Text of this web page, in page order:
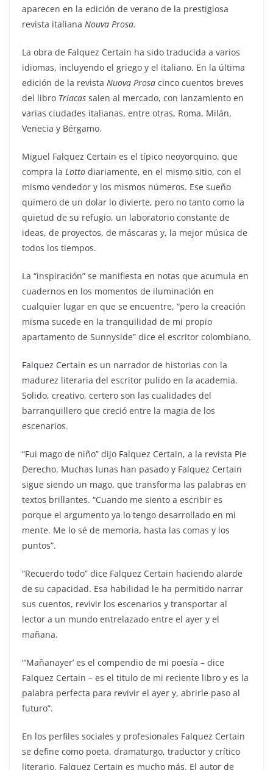
aparecen en la edición de verano de la prestigiosa
revista italiana Nouva Prosa.
La obra de Falquez Certain ha sido traducida a varios
idiomas, incluyendo el griego y el italiano. En la última
edición de la revista Nuova Prosa cinco cuentos breves
del libro Triacas salen al mercado, con lanzamiento en
varias ciudades italianas, entre otras, Roma, Milán,
Venecia y Bérgamo.
Miguel Falquez Certain es el típico neoyorquino, que
compra la Lotto diariamente, en el mismo sitio, con el
mismo vendedor y los mismos números. Ese sueño
quimero de un dolar lo divierte, pero no tanto como la
quietud de su refugio, un laboratorio constante de
ideas, de proyectos, de máscaras y, la mejor música de
todos los tiempos.
La “inspiración” se manifiesta en notas que acumula en
cuadernos en los momentos de iluminación en
cualquier lugar en que se encuentre, “pero la creación
misma sucede en la tranquilidad de mi propio
apartamento de Sunnyside” dice el escritor colombiano.
Falquez Certain es un narrador de historias con la
madurez literaria del escritor pulido en la academia.
Solido, creativo, certero son las cualidades del
barranquillero que creció entre la magia de los
escenarios.
“Fui mago de niño” dijo Falquez Certain, a la revista Pie
Derecho. Muchas lunas han pasado y Falquez Certain
sigue siendo un mago, que transforma las palabras en
textos brillantes. “Cuando me siento a escribir es
porque el argumento ya lo tengo desarrollado en mi
mente. Me lo sé de memoria, hasta las comas y los
puntos”.
“Recuerdo todo” dice Falquez Certain haciendo alarde
de su capacidad. Esa habilidad le ha permitido narrar
sus cuentos, revivir los escenarios y transportar al
lector a un mundo entrelazado entre el ayer y el
mañana.
“‘Mañanayer’ es el compendio de mi poesía – dice
Falquez Certain – es el titulo de mi reciente libro y es la
palabra perfecta para revivir el ayer y, abrirle paso al
futuro”.
En los perfiles sociales y profesionales Falquez Certain
se define como poeta, dramaturgo, traductor y crítico
literario. Falquez Certain es mucho más. El autor de